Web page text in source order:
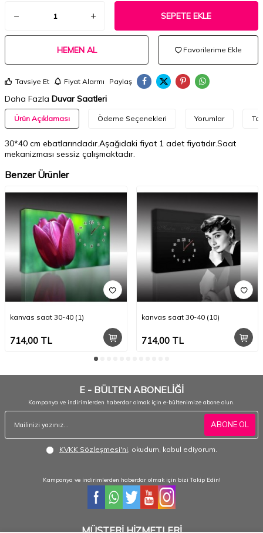
SEPETE EKLE
HEMEN AL Favorilerime Ekle
Tavsiye Et Fiyat Alarmı Paylaş
Daha Fazla Duvar Saatleri
Ürün Açıklaması Ödeme Seçenekleri Yorumlar
30*40 cm ebatlarındadır.Aşağıdaki fiyat 1 adet fiyatıdır.Saat
mekanizması sessiz çalışmaktadır.
Benzer Ürünler
kanvas saat 30-40 (1)
714,00 TL
kanvas saat 30-40 (10)
714,00TL
E - BÜLTEN ABONELİĞİ
Kampanya ve indirimlerden haberdar olmak için e-bültenimize abone olun.
ABONE OL
KVKK Sözleşmesi'ni , okudum, kabul ediyorum.
Kampanya ve indirimlerden haberdar olmak için bizi Takip Edin!
MÜŞTERİ HİZMETLERİ